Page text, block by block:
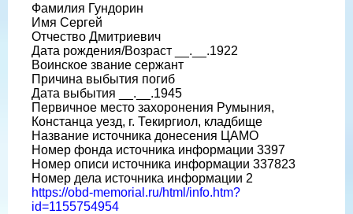
Фамилия Гундорин
Имя Сергей
Отчество Дмитриевич
Дата рождения/Возраст __.__.1922
Воинское звание сержант
Причина выбытия погиб
Дата выбытия __.__.1945
Первичное место захоронения Румыния,
Констанца уезд, г. Текиргиол, кладбище
Название источника донесения ЦАМО
Номер фонда источника информации 3397
Номер описи источника информации 337823
Номер дела источника информации 2
https://obd-memorial.ru/html/info.htm?
id=1155754954